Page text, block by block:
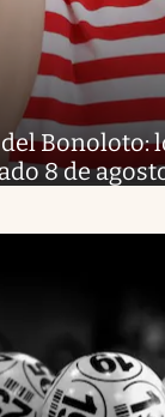
Bonoloto:
8 de